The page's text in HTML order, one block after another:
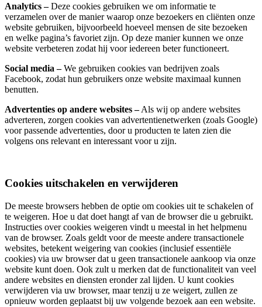
Analytics –Deze cookies gebruiken we om informatie te
verzamelen over de manier waarop onze bezoekers en cliënten onze
website gebruiken, bijvoorbeeld hoeveel mensen de site bezoeken
en welke pagina’s favoriet zijn. Op deze manier kunnen we onze
website verbeteren zodat hij voor iedereen beter functioneert.
Social media –We gebruiken cookies van bedrijven zoals
Facebook, zodat hun gebruikers onze website maximaal kunnen
benutten.
Advertenties op andere websites –Als wij op andere websites
adverteren, zorgen cookies van advertentienetwerken (zoals Google)
voor passende advertenties, door u producten te laten zien die
volgens ons relevant en interessant voor u zijn.
Cookies uitschakelen en verwijderen
De meeste browsers hebben de optie om cookies uit te schakelen of
te weigeren. Hoe u dat doet hangt af van de browser die u gebruikt.
Instructies over cookies weigeren vindt u meestal in het helpmenu
van de browser. Zoals geldt voor de meeste andere transactionele
websites, betekent weigering van cookies (inclusief essentiële
cookies) via uw browser dat u geen transactionele aankoop via onze
website kunt doen. Ook zult u merken dat de functionaliteit van veel
andere websites en diensten eronder zal lijden. U kunt cookies
verwijderen via uw browser, maar tenzij u ze weigert, zullen ze
opnieuw worden geplaatst bij uw volgende bezoek aan een website.